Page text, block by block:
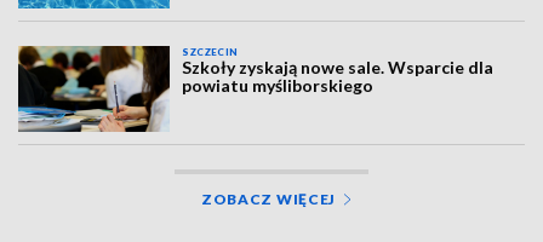
SZCZECIN
Szkoły zyskają nowe sale. Wsparcie dla
powiatu myśliborskiego
ZOBACZ WIĘCEJ